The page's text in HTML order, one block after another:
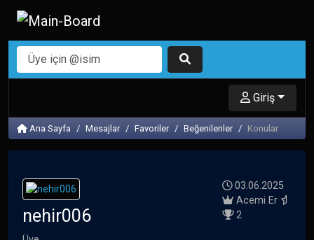
Giriş
Ana Sayfa Mesajlar Favoriler Beğenilenler Konular
nehir006
03.06.2025
Acemi Er
2